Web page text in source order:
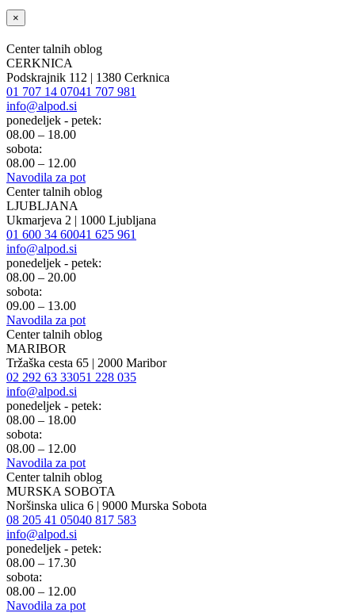
×
Center talnih oblog
CERKNICA
Podskrajnik 112 | 1380 Cerknica
01 707 14 07041 707 981
info@alpod.si
ponedeljek - petek:
08.00 – 18.00
sobota:
08.00 – 12.00
Navodila za pot
Center talnih oblog
LJUBLJANA
Ukmarjeva 2 | 1000 Ljubljana
01 600 34 60041 625 961
info@alpod.si
ponedeljek - petek:
08.00 – 20.00
sobota:
09.00 – 13.00
Navodila za pot
Center talnih oblog
MARIBOR
Tržaška cesta 65 | 2000 Maribor
02 292 63 33051 228 035
info@alpod.si
ponedeljek - petek:
08.00 – 18.00
sobota:
08.00 – 12.00
Navodila za pot
Center talnih oblog
MURSKA SOBOTA
Noršinska ulica 6 | 9000 Murska Sobota
08 205 41 05040 817 583
info@alpod.si
ponedeljek - petek:
08.00 – 17.30
sobota:
08.00 – 12.00
Navodila za pot